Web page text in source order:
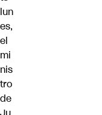
lun
es,
el
mi
nis
tro
de